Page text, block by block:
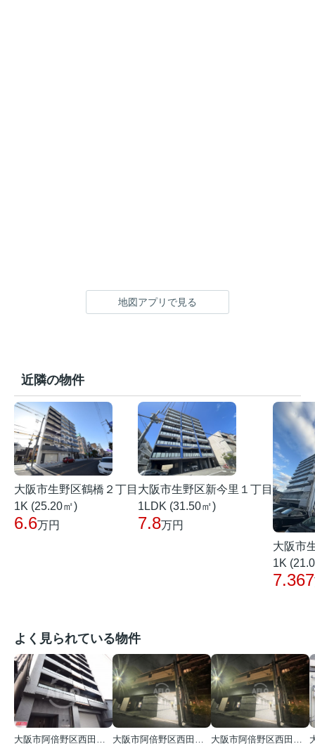
地図アプリで見る
近隣の物件
大阪市生野区鶴橋２丁目
1K (25.20㎡)
6.6万円
大阪市生野区新今里１丁目
1LDK (31.50㎡)
7.8万円
大阪市
1K
7.367
よく見られている物件
大阪市阿倍野区西田辺町１丁目
大阪市阿倍野区西田辺町１丁目
大阪市阿倍野区西田辺町１丁目